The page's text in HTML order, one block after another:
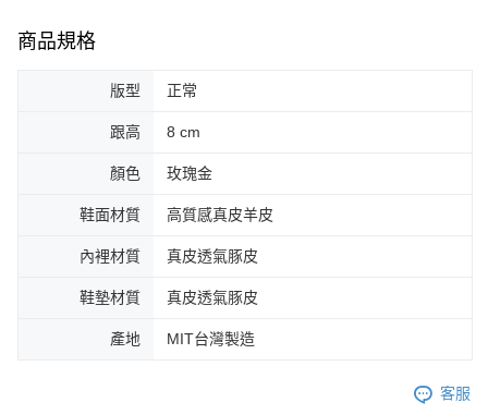
商品規格
版型 正常
跟高 8 cm
顏色 玫瑰金
鞋面材質 高質感真皮羊皮
內裡材質 真皮透氣豚皮
鞋墊材質 真皮透氣豚皮
產地 MIT台灣製造
客服